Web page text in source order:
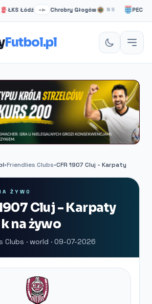
ŁKS Łódź –:– Chrobry Głogów NS PEC
Futbol.pl
•Friendlies Clubs•CFR 1907 Cluj - Karpaty
ŻYWO
Cluj - Karpaty
na żywo
Clubs · world · 09-07-2026